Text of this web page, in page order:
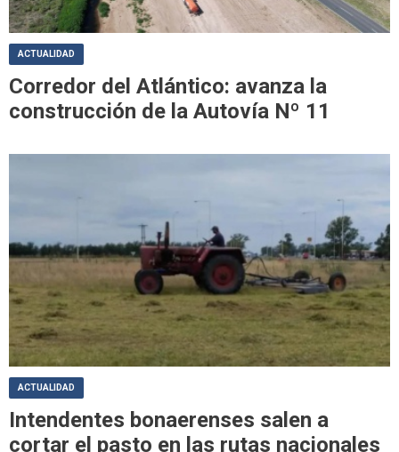
ACTUALIDAD
Corredor del Atlántico: avanza la
construcción de la Autovía Nº 11
ACTUALIDAD
Intendentes bonaerenses salen a
cortar el pasto en las rutas nacionales